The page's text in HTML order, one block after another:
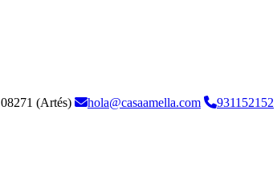
08271 (Artés) hola@casaamella.com
931152152